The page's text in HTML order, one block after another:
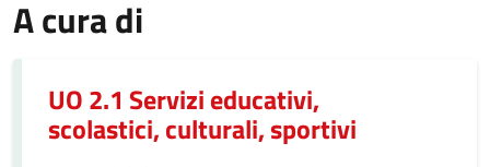
A cura di
UO 2.1 Servizi educativi,
scolastici, culturali, sportivi